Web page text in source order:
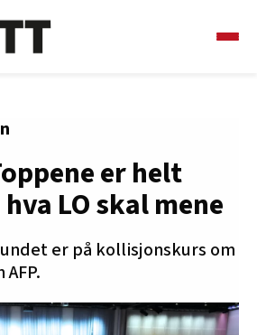
er helt
LO skal mene
er på kollisjonskurs om